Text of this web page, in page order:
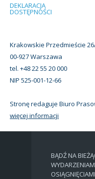
DEKLARACJA
DOSTĘPNOŚCI
Krakowskie Przedmieście
00-927 Warszawa
tel. +48 22 55 20 000
NIP 525-001-12-66
Stronę redaguje Biuro
więcej informacji
BĄDŹ NA